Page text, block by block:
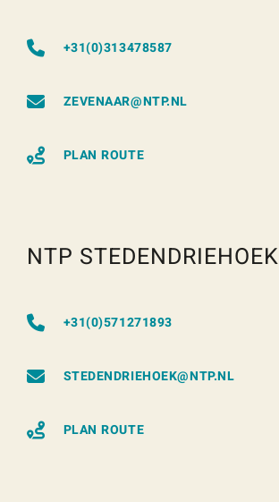
+31(0)313478587
ZEVENAAR@NTP.NL
PLAN ROUTE
NTP STEDENDRIEHOEK
+31(0)571271893
STEDENDRIEHOEK@NTP.NL
PLAN ROUTE